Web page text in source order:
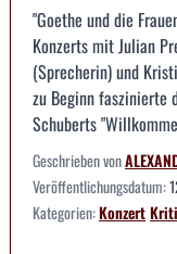
"Goethe und die
Konzerts mit Julian
(Sprecherin) und
zu Beginn faszinierte
Schuberts
Geschrieben von
Veröffentlichungsdatum:
Kategorien:Konzert